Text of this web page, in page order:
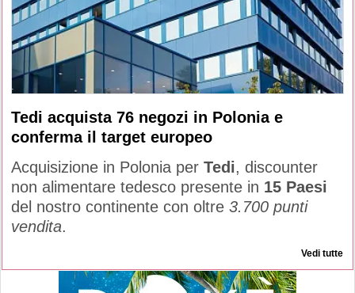
Tedi acquista 76 negozi in Polonia e
conferma il target europeo
Acquisizione in Polonia per Tedi, discounter
non alimentare tedesco presente in 15 Paesi
del nostro continente con oltre 3.700 punti
vendita.
Vedi tutte